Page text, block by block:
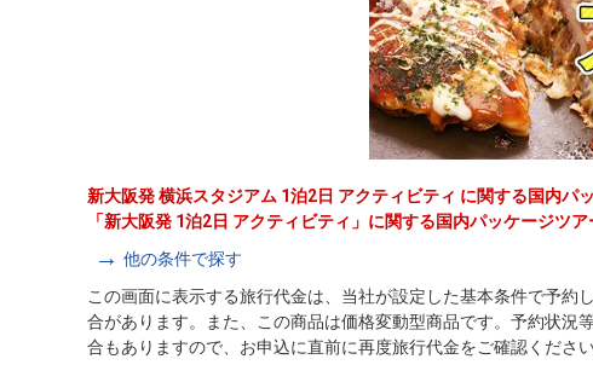
新大阪発 横浜スタジアム 1泊2日 アクティビティ に関する国内パ
「新大阪発 1泊2日 アクティビティ」に関する国内パッケージツア
他の条件で探す
この画面に表示する旅行代金は、当社が設定した基本条件で予
合があります。また、この商品は価格変動型商品です。予約状
合もありますので、お申込に直前に再度旅行代金をご確認ください